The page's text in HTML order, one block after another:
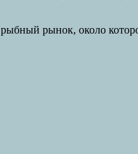
рынок, около